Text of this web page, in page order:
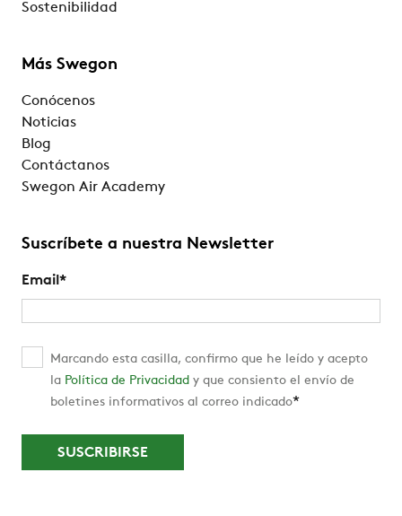
Sostenibilidad
Más Swegon
Conócenos
Noticias
Blog
Contáctanos
Swegon Air Academy
Suscríbete a nuestra Newsletter
Email *
Marcando esta casilla, confirmo que he leído y acepto
la Política de Privacidad y que consiento el envío de
boletines informativos al correo indicado*